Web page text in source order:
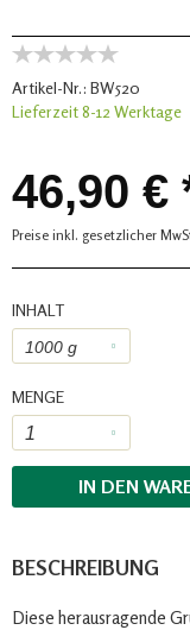
Artikel-Nr.: BW520
Lieferzeit 8-12 Werktage
46,90 €
Preise inkl. gesetzlicher
INHALT
MENGE
IN DEN
BESCHREIBUNG
Diese herausragende